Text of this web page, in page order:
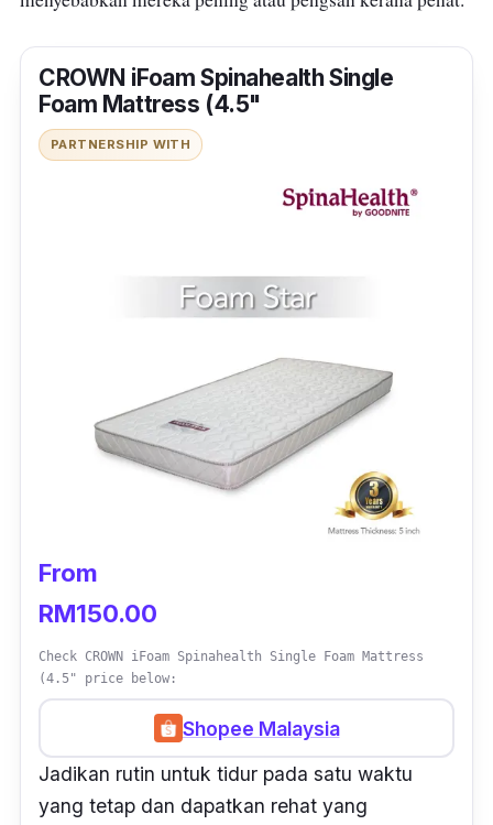
CROWN iFoam Spinahealth Single
Foam Mattress (4.5"
PARTNERSHIP WITH
From
RM150.00
Check CROWN iFoam Spinahealth Single Foam Mattress
(4.5" price below:
Shopee Malaysia
Jadikan rutin untuk tidur pada satu waktu
yang tetap dan dapatkan rehat yang